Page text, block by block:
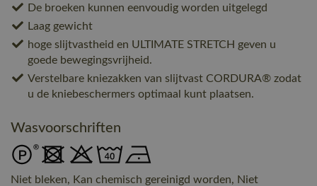
De broeken kunnen eenvoudig worden uitgelegd
Laag gewicht
hoge slijtvastheid en ULTIMATE STRETCH geven u
goede bewegingsvrijheid.
Verstelbare kniezakken van slijtvast CORDURA® zodat
u de kniebeschermers optimaal kunt plaatsen.
Wasvoorschriften
Niet bleken, Kan chemisch gereinigd worden, Niet